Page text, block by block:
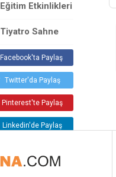
Eğitim Etkinlikleri
Tiyatro Sahne
Facebook'ta Paylaş
Twitter'da Paylaş
Pinterest'te Paylaş
Linkedin'de Paylaş